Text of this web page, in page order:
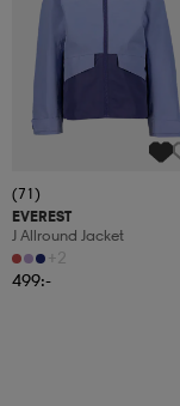
(71)
EVEREST
J Allround Jacket
+2
499:-